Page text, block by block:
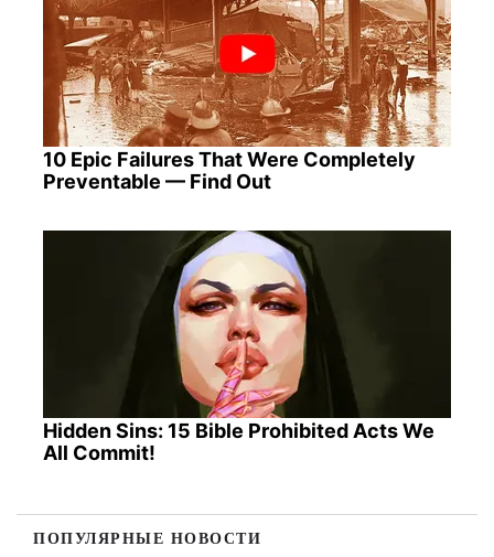
10 Epic Failures That Were Completely
Preventable — Find Out
Hidden Sins: 15 Bible Prohibited Acts We
All Commit!
ПОПУЛЯРНЫЕ НОВОСТИ